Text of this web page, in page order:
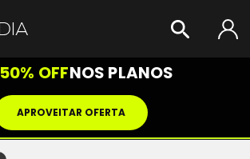
50% OFFNOS PLANOS
APROVEITAR OFERTA